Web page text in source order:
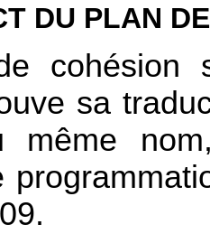
DU PLAN
cohésion
sa